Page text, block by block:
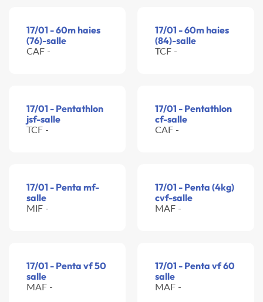
17/01 - 60m haies
(76)-salle
CAF -
17/01 - 60m haies
(84)-salle
TCF -
17/01 - Pentathlon
jsf-salle
TCF -
17/01 - Pentathlon
cf-salle
CAF -
17/01 - Penta mf-
salle
MIF -
17/01 - Penta (4kg)
cvf-salle
MAF -
17/01 - Penta vf 50
salle
MAF -
17/01 - Penta vf 60
salle
MAF -